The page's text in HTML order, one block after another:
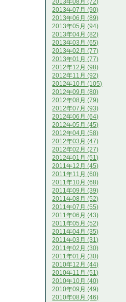
2013年08月 (72)
2013年07月 (90)
2013年06月 (89)
2013年05月 (94)
2013年04月 (82)
2013年03月 (65)
2013年02月 (77)
2013年01月 (77)
2012年12月 (98)
2012年11月 (92)
2012年10月 (105)
2012年09月 (80)
2012年08月 (79)
2012年07月 (93)
2012年06月 (64)
2012年05月 (45)
2012年04月 (58)
2012年03月 (47)
2012年02月 (27)
2012年01月 (51)
2011年12月 (45)
2011年11月 (60)
2011年10月 (68)
2011年09月 (39)
2011年08月 (52)
2011年07月 (55)
2011年06月 (43)
2011年05月 (52)
2011年04月 (35)
2011年03月 (31)
2011年02月 (30)
2011年01月 (30)
2010年12月 (44)
2010年11月 (51)
2010年10月 (40)
2010年09月 (49)
2010年08月 (46)